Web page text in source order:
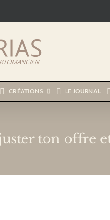
CRÉATIONS LE JOURNAL
ton offre